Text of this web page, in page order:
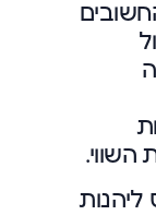
השווי.